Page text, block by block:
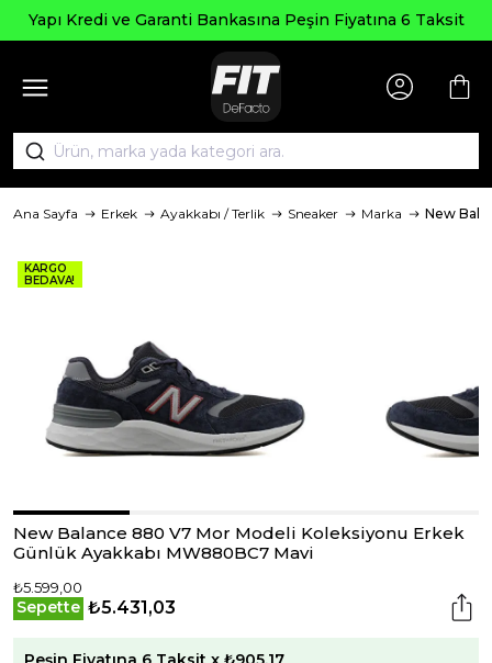
Yapı Kredi ve Garanti Bankasına Peşin Fiyatına 6 Taksit
Ana Sayfa Erkek Ayakkabı / Terlik Sneaker Marka New
KARGO
BEDAVA!
New Balance 880 V7 Mor Modeli Koleksiyonu Erkek
Günlük Ayakkabı MW880BC7 Mavi
₺5.599,00
Sepette ₺5.431,03